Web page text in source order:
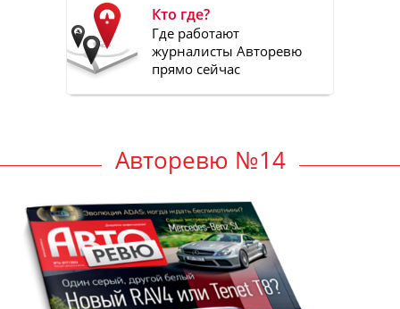
Кто где?
Где работают
журналисты Авторевю
прямо сейчас
Авторевю №14